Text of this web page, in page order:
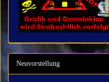
Neuvorstellung